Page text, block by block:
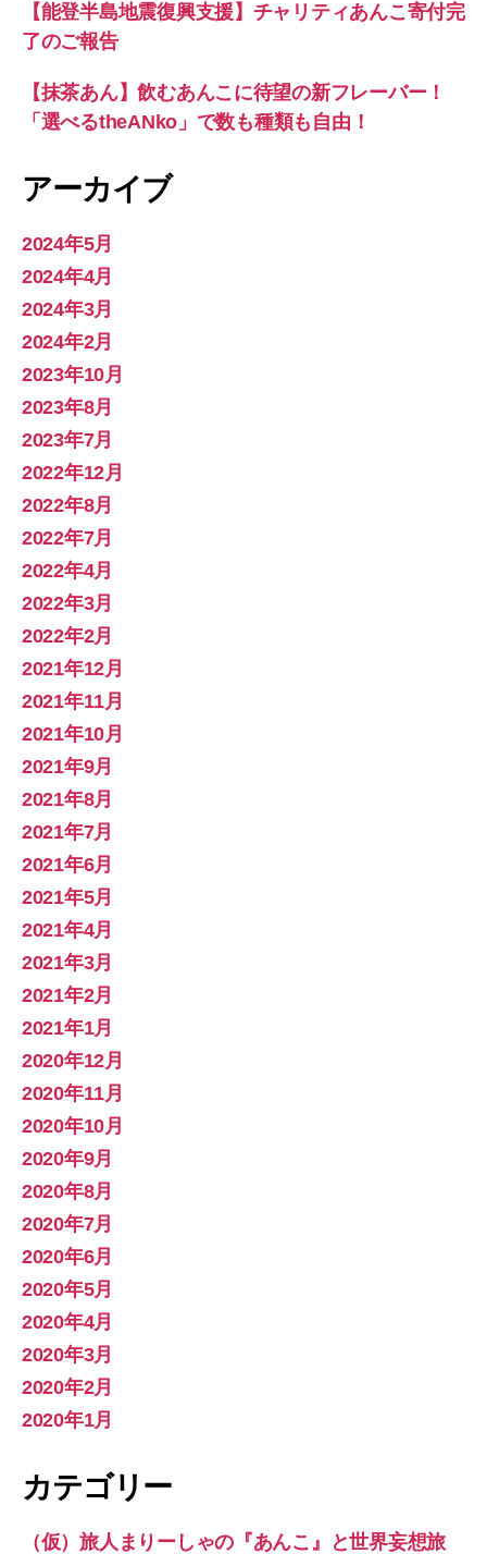
【能登半島地震復興支援】チャリティあんこ寄付完
了のご報告
【抹茶あん】飲むあんこに待望の新フレーバー！
「選べるtheANko」で数も種類も自由！
アーカイブ
2024年5月
2024年4月
2024年3月
2024年2月
2023年10月
2023年8月
2023年7月
2022年12月
2022年8月
2022年7月
2022年4月
2022年3月
2022年2月
2021年12月
2021年11月
2021年10月
2021年9月
2021年8月
2021年7月
2021年6月
2021年5月
2021年4月
2021年3月
2021年2月
2021年1月
2020年12月
2020年11月
2020年10月
2020年9月
2020年8月
2020年7月
2020年6月
2020年5月
2020年4月
2020年3月
2020年2月
2020年1月
カテゴリー
（仮）旅人まりーしゃの『あんこ』と世界妄想旅